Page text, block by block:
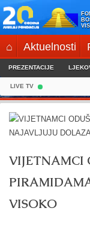
Skip
to
content
⌂ Aktuelnosti
PREZENTACIJE
LIVE TV
VIJETNAMCI
VISOKO